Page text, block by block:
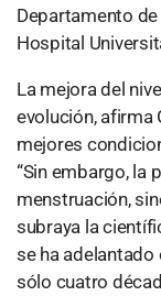
Departamento
Hospital
La mejora del
evolución, afirma
mejores
“Sin embargo, la
menstruación,
subraya la
se ha
sólo cuatro